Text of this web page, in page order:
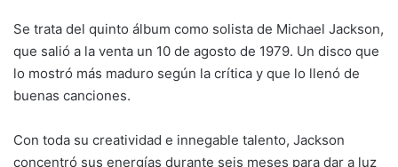
Se trata del quinto álbum como solista de Michael Jackson,
que salió a la venta un 10 de agosto de 1979. Un disco que
lo mostró más maduro según la crítica y que lo llenó de
buenas canciones.
Con toda su creatividad e innegable talento, Jackson
concentró sus energías durante seis meses para dar a luz